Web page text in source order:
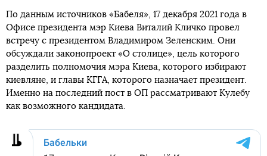
По данным источников «Бабеля», 17 декабря 2021 года в
Офисе президента мэр Киева Виталий Кличко провел
встречу с президентом Владимиром Зеленским. Они
обсуждали законопроект «О столице», цель которого
разделить полномочия мэра Киева, которого избирают
киевляне, и главы КГГА, которого назначает президент.
Именно на последний пост в ОП рассматривают Кулебу
как возможного кандидата.